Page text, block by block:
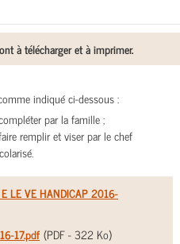
à télécharger et à imprimer.
indiqué ci-dessous :
par la famille ;
remplir et viser par le chef
LE VE HANDICAP 2016-
17.pdf (PDF- 322 Ko)